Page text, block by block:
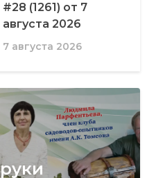
#28 (1261) от 7
августа 2026
7 августа 2026